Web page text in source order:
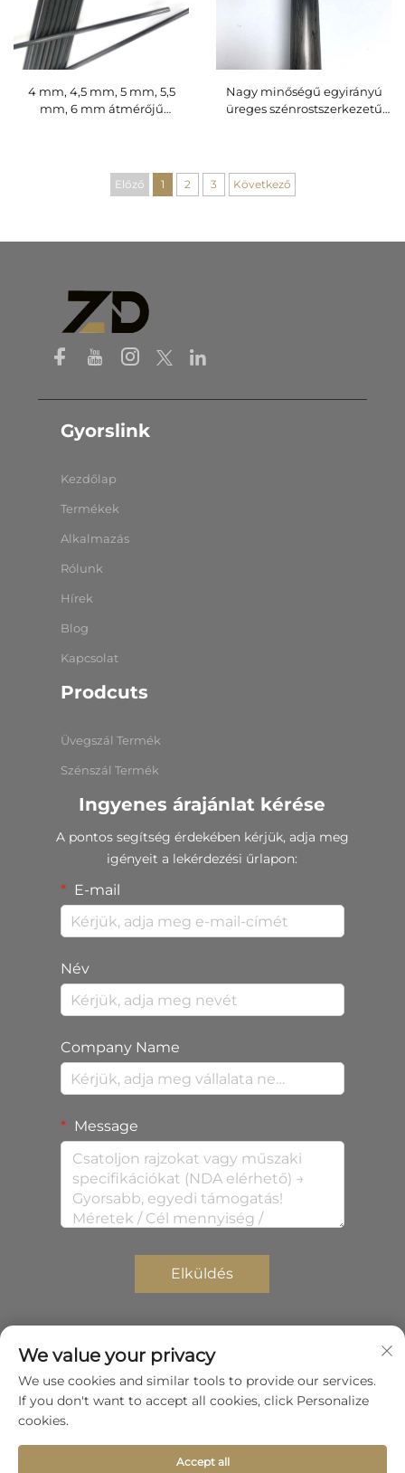
4 mm, 4,5 mm, 5 mm, 5,5
mm, 6 mm átmérőjű
Nagy minőségű egyirányú
üreges szénrostszerkezetű
Előző 1 2 3 Következő
Gyorslink
Kezdőlap
Termékek
Alkalmazás
Rólunk
Hírek
Blog
Kapcsolat
Prodcuts
Üvegszál Termék
Szénszál Termék
Ingyenes árajánlat kérése
A pontos segítség érdekében kérjük, adja meg
igényeit a lekérdezési űrlapon:
E-mail
Név
Company Name
Message
Elküldés
Copyright © 2026 Shenzhen Zhongda Composites Co.,
Ltd. Minden jog fenntartva.
Adatvédelmi
irányelv
Görgessen a tetejére
We value your privacy
We use cookies and similar tools to provide our services.
If you don't want to accept all cookies, click Personalize
cookies.
Accept all